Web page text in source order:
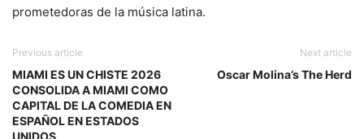
prometedoras de la música latina.
Previous article
MIAMI ES UN CHISTE 2026
CONSOLIDA A MIAMI COMO
CAPITAL DE LA COMEDIA EN
ESPAÑOL EN ESTADOS
Next article
Oscar Molina’s The Herd